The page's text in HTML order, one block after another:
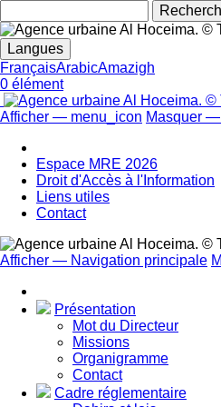
Langues
FrançaisArabicAmazigh
0 élément
Afficher — menu_icon Masquer
Espace MRE 2026
Droit d'Accès à l'Information
Liens utiles
Contact
principale
Afficher — Navigation principale
Présentation
Mot du Directeur
Missions
Organigramme
Contact
Cadre réglementaire